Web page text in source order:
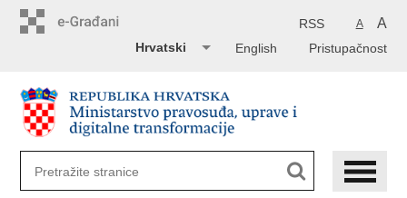
A A
RSS
Pristupačnost
English
Hrvatski